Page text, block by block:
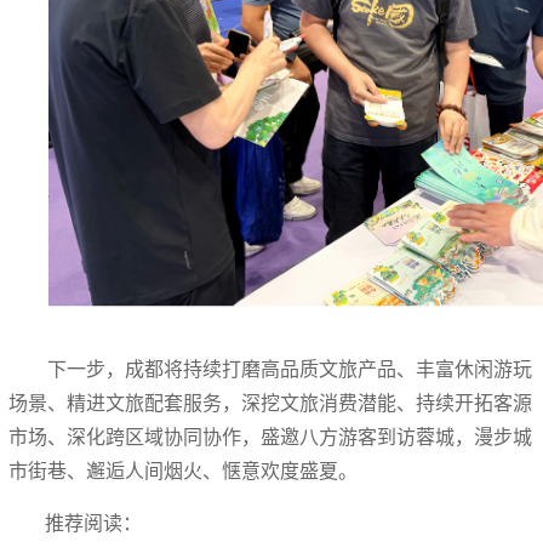
下一步，成都将持续打磨高品质文旅产品、丰富休闲游玩
场景、精进文旅配套服务，深挖文旅消费潜能、持续开拓客源
市场、深化跨区域协同协作，盛邀八方游客到访蓉城，漫步城
市街巷、邂逅人间烟火、惬意欢度盛夏。
推荐阅读：